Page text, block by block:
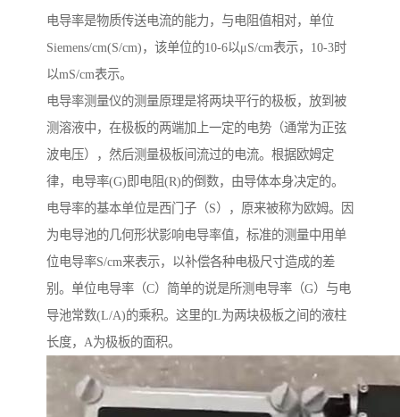
电导率是物质传送电流的能力，与电阻值相对，单位
Siemens/cm(S/cm)，该单位的10-6以μS/cm表示，10-3时
以mS/cm表示。
电导率测量仪的测量原理是将两块平行的极板，放到被
测溶液中，在极板的两端加上一定的电势（通常为正弦
波电压），然后测量极板间流过的电流。根据欧姆定
律，电导率(G)即电阻(R)的倒数，由导体本身决定的。
电导率的基本单位是西门子（S），原来被称为欧姆。因
为电导池的几何形状影响电导率值，标准的测量中用单
位电导率S/cm来表示，以补偿各种电极尺寸造成的差
别。单位电导率（C）简单的说是所测电导率（G）与电
导池常数(L/A)的乘积。这里的L为两块极板之间的液柱
长度，A为极板的面积。